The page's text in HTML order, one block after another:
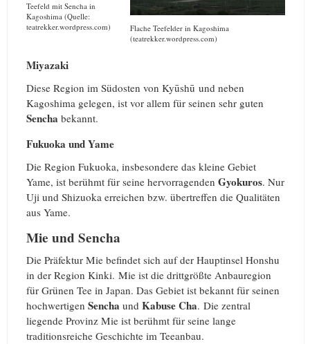
Teefeld mit Sencha in
Kagoshima (Quelle:
teatrekker.wordpress.com)
Flache Teefelder in Kagoshima
(teatrekker.wordpress.com)
Miyazaki
Diese Region im Südosten von Kyūshū und neben
Kagoshima gelegen, ist vor allem für seinen sehr guten
Sencha bekannt.
Fukuoka und Yame
Die Region Fukuoka, insbesondere das kleine Gebiet
Yame, ist berühmt für seine hervorragenden Gyokuros. Nur
Uji und Shizuoka erreichen bzw. übertreffen die Qualitäten
aus Yame.
Mie und Sencha
Die Präfektur Mie befindet sich auf der Hauptinsel Honshu
in der Region Kinki. Mie ist die drittgrößte Anbauregion
für Grünen Tee in Japan. Das Gebiet ist bekannt für seinen
hochwertigen Sencha und Kabuse Cha. Die zentral
liegende Provinz Mie ist berühmt für seine lange
traditionsreiche Geschichte im Teeanbau.